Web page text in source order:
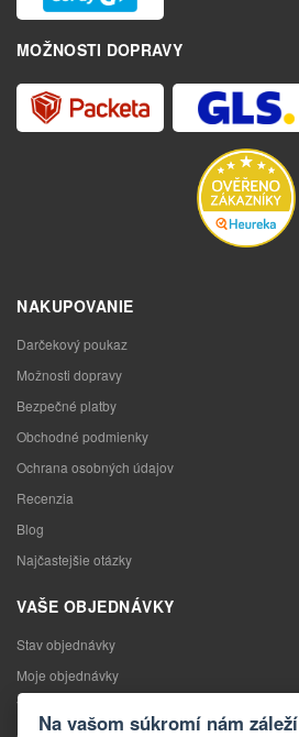
MOŽNOSTI DOPRAVY
NAKUPOVANIE
Darčekový poukaz
Možnosti dopravy
Bezpečné platby
Obchodné podmienky
Ochrana osobných údajov
Recenzia
Blog
Najčastejšie otázky
VAŠE OBJEDNÁVKY
Stav objednávky
Moje objednávky
Výmena tovaru
Na vašom súkromí nám záleží